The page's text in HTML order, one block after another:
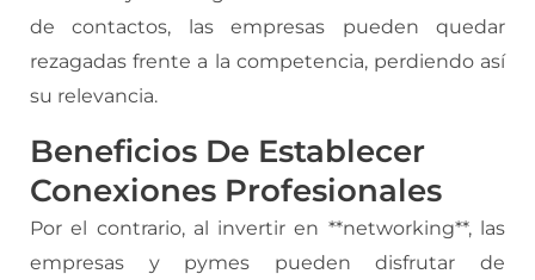
de contactos, las empresas pueden quedar
rezagadas frente a la competencia, perdiendo así
su relevancia.
Beneficios De Establecer
Conexiones Profesionales
Por el contrario, al invertir en **networking**, las
empresas y pymes pueden disfrutar de